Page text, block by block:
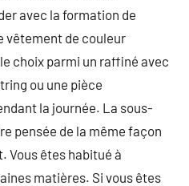
avec la formation de
vêtement de couleur
choix parmi un raffiné avec
ou une pièce
la journée. La sous-
pensée de la même façon
Vous êtes habitué à
matières. Si vous êtes